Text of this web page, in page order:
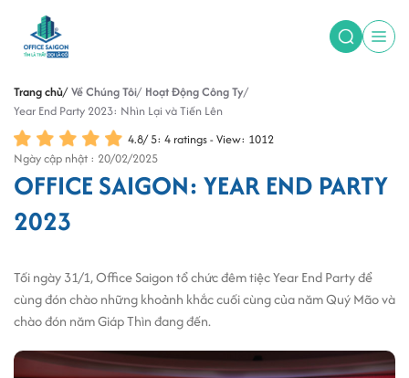
Trang chủ Về Chúng Tôi Hoạt Động Công Ty
Year End Party 2023: Nhìn Lại và Tiến Lên
4.8/5: 4 ratings - View: 1012
Ngày cập nhật : 20/02/2025
OFFICE SAIGON: YEAR END PARTY
2023
Tối ngày 31/1, Office Saigon tổ chức đêm tiệc Year End Party để
cùng đón chào những khoảnh khắc cuối cùng của năm Quý Mão và
chào đón năm Giáp Thìn đang đến.